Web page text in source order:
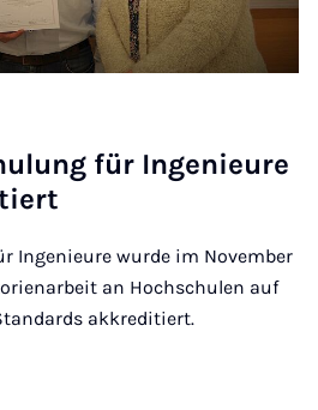
für In­ge­ni­eu­re
Ingenieure wurde im November
an Hochschulen auf
akkreditiert.